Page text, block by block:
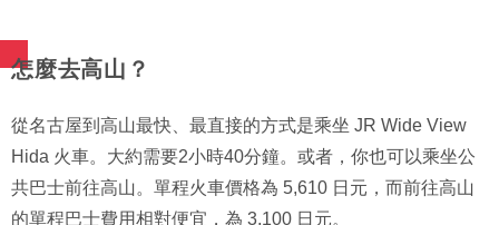
怎麼去高山？
從名古屋到高山最快、最直接的方式是乘坐 JR Wide View
Hida 火車。大約需要2小時40分鐘。或者，你也可以乘坐公
共巴士前往高山。單程火車價格為 5,610 日元，而前往高山
的單程巴士費用相對便宜，為 3,100 日元。